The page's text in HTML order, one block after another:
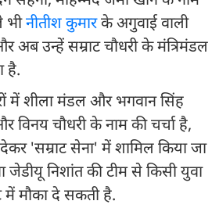
भीनीतीश कुमारके अगुवाई वाली
अब उन्हें सम्राट चौधरी के मंत्रिमंडल
है.
में शीला मंडल और भगवान सिंह
चौधरी के नाम की चर्चा है,
'सम्राट सेना' में शामिल किया जा
निशांत की टीम से किसी युवा
में मौका दे सकती है.